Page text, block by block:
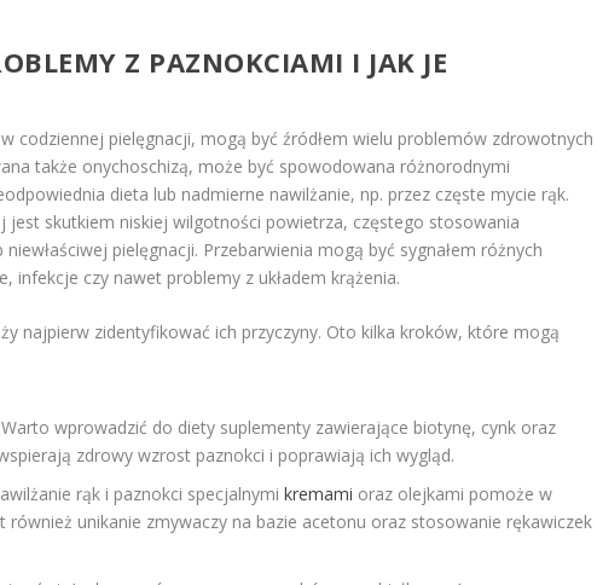
Z PAZNOKCIAMI I JAK JE
codziennej pielęgnacji, mogą być źródłem wielu problemów zdrowotnych
także onychoschizą, może być spowodowana różnorodnymi
dieta lub nadmierne nawilżanie, np. przez częste mycie rąk.
jest skutkiem niskiej wilgotności powietrza, częstego stosowania
pielęgnacji. Przebarwienia mogą być sygnałem różnych
infekcje czy nawet problemy z układem krążenia.
najpierw zidentyfikować ich przyczyny. Oto kilka kroków, które mogą
Warto wprowadzić do diety suplementy zawierające biotynę, cynk oraz
zdrowy wzrost paznokci i poprawiają ich wygląd.
rąk i paznokci specjalnymikremami oraz olejkami pomoże w
również unikanie zmywaczy na bazie acetonu oraz stosowanie rękawiczek